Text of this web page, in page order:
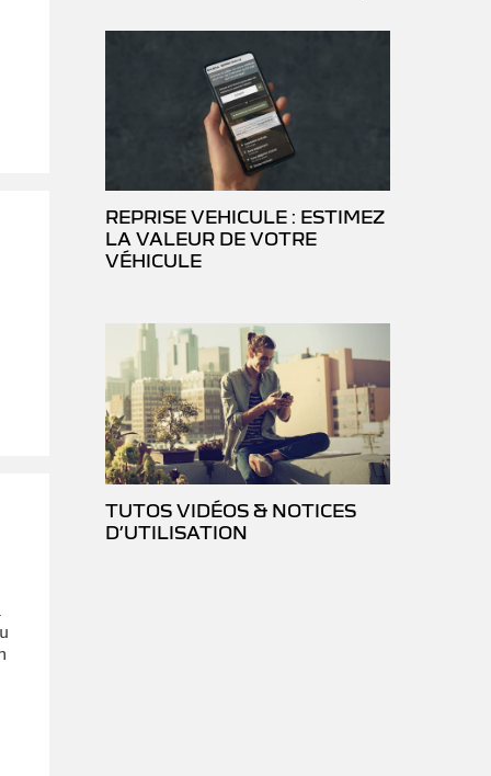
REPRISE VEHICULE : ESTIMEZ
LA VALEUR DE VOTRE
VÉHICULE
TUTOS VIDÉOS & NOTICES
D’UTILISATION